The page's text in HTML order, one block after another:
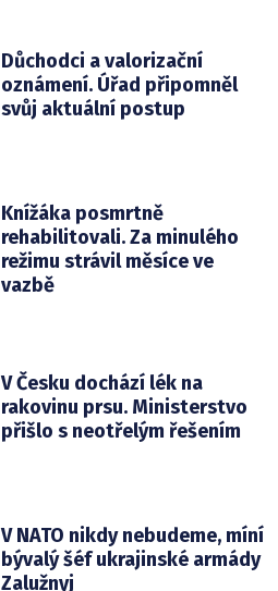
Důchodci a valorizační
oznámení. Úřad připomněl
svůj aktuální postup
Knížáka posmrtně
rehabilitovali. Za minulého
režimu strávil měsíce ve
vazbě
V Česku dochází lék na
rakovinu prsu. Ministerstvo
přišlo s neotřelým řešením
V NATO nikdy nebudeme, míní
bývalý šéf ukrajinské armády
Zalužnyj